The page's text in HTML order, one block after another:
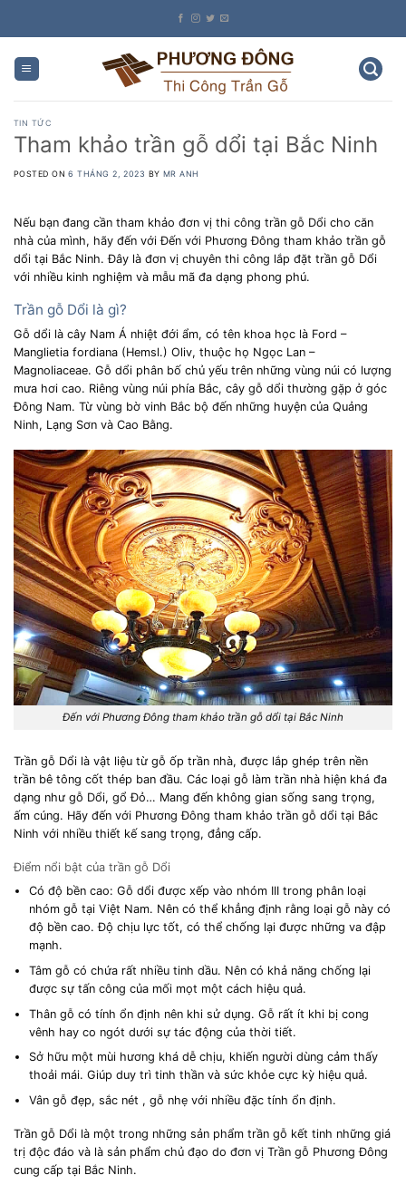
TIN TỨC
Tham khảo trần gỗ dổi tại Bắc Ninh
POSTED ON6 THÁNG 2, 2023 BY MR ANH
Nếu bạn đang cần tham khảo đơn vị thi công trần gỗ Dổi cho căn
nhà của mình, hãy đến với Đến với Phương Đông tham khảo trần gỗ
dổi tại Bắc Ninh. Đây là đơn vị chuyên thi công lắp đặt trần gỗ Dổi
với nhiều kinh nghiệm và mẫu mã đa dạng phong phú.
Trần gỗ Dổi là gì?
Gỗ dổi là cây Nam Á nhiệt đới ẩm, có tên khoa học là Ford –
Manglietia fordiana (Hemsl.) Oliv, thuộc họ Ngọc Lan –
Magnoliaceae. Gỗ dổi phân bố chủ yếu trên những vùng núi có lượng
mưa hơi cao. Riêng vùng núi phía Bắc, cây gỗ dổi thường gặp ở góc
Đông Nam. Từ vùng bờ vinh Bắc bộ đến những huyện của Quảng
Ninh, Lạng Sơn và Cao Bằng.
Đến với Phương Đông tham khảo trần gỗ dổi tại Bắc Ninh
Trần gỗ Dổi là vật liệu từ gỗ ốp trần nhà, được lắp ghép trên nền
trần bê tông cốt thép ban đầu. Các loại gỗ làm trần nhà hiện khá đa
dạng như gỗ Dổi, gổ Đỏ… Mang đến không gian sống sang trọng,
ấm cúng. Hãy đến với Phương Đông tham khảo trần gỗ dổi tại Bắc
Ninh với nhiều thiết kế sang trọng, đẳng cấp.
Điểm nổi bật của trần gỗ Dổi
Có độ bền cao: Gỗ dổi được xếp vào nhóm III trong phân loại
nhóm gỗ tại Việt Nam. Nên có thể khẳng định rằng loại gỗ này có
độ bền cao. Độ chịu lực tốt, có thể chống lại được những va đập
mạnh.
Tâm gỗ có chứa rất nhiều tinh dầu. Nên có khả năng chống lại
được sự tấn công của mối mọt một cách hiệu quả.
Thân gỗ có tính ổn định nên khi sử dụng. Gỗ rất ít khi bị cong
vênh hay co ngót dưới sự tác động của thời tiết.
Sở hữu một mùi hương khá dễ chịu, khiến người dùng cảm thấy
thoải mái. Giúp duy trì tinh thần và sức khỏe cực kỳ hiệu quả.
Vân gỗ đẹp, sắc nét , gỗ nhẹ với nhiều đặc tính ổn định.
Trần gỗ Dổi là một trong những sản phẩm trần gỗ kết tinh những giá
trị độc đáo và là sản phẩm chủ đạo do đơn vị Trần gỗ Phương Đông
cung cấp tại Bắc Ninh.